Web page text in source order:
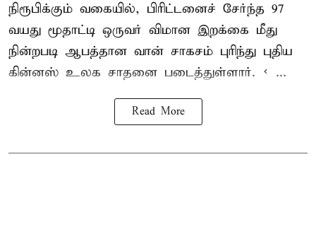
நிரூபிக்கும் வகையில், பிரிட்டனைச் சேர்ந்த 97
வயது மூதாட்டி ஒருவர் விமான இறக்கை மீது
நின்றபடி ஆபத்தான வான் சாகசம் புரிந்து புதிய
கின்னஸ் உலக சாதனை படைத்துள்ளார். < ...
Read More